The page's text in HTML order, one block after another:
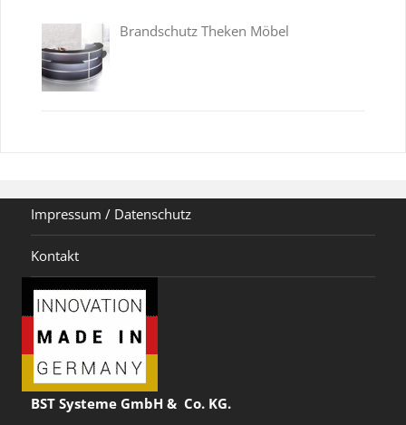
Brandschutz Theken Möbel
Impressum / Datenschutz
Kontakt
BST Systeme GmbH & Co. KG.